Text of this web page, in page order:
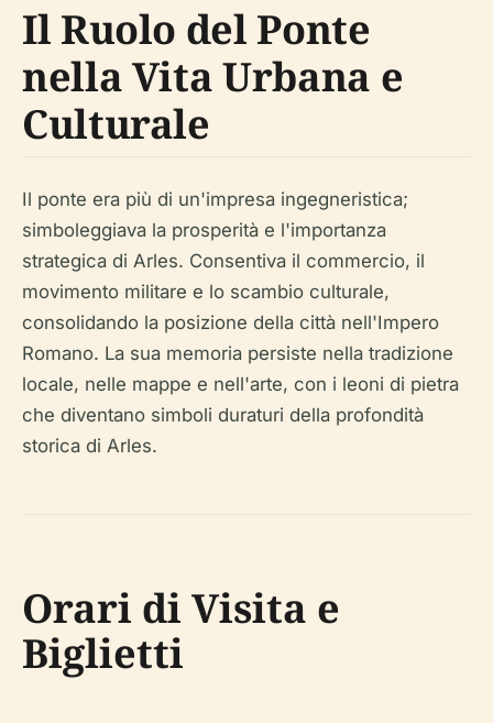
Il Ruolo del Ponte
nella Vita Urbana e
Culturale
Il ponte era più di un'impresa ingegneristica;
simboleggiava la prosperità e l'importanza
strategica di Arles. Consentiva il commercio, il
movimento militare e lo scambio culturale,
consolidando la posizione della città nell'Impero
Romano. La sua memoria persiste nella tradizione
locale, nelle mappe e nell'arte, con i leoni di pietra
che diventano simboli duraturi della profondità
storica di Arles.
Orari di Visita e
Biglietti